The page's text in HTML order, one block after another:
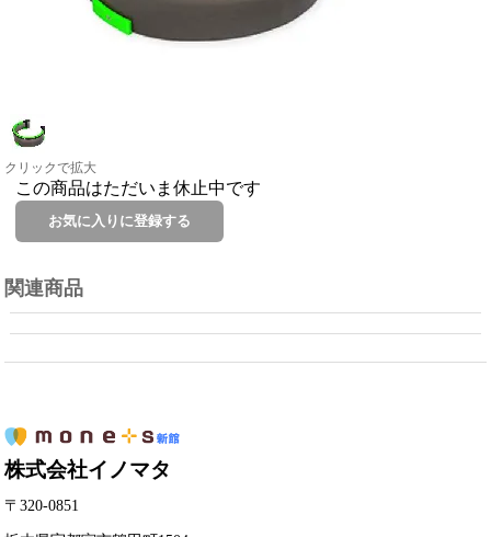
クリックで拡大
この商品はただいま休止中です
関連商品
株式会社イノマタ
〒320-0851